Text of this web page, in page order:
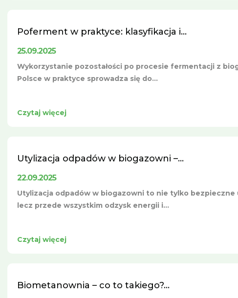
Poferment w praktyce: klasyfikacja i...
25.09.2025
Wykorzystanie pozostałości po procesie fermentacji z
Polsce w praktyce sprowadza się do...
Czytaj więcej
Utylizacja odpadów w biogazowni –...
22.09.2025
Utylizacja odpadów w biogazowni to nie tylko bezpieczne
lecz przede wszystkim odzysk energii i...
Czytaj więcej
Biometanownia – co to takiego?...